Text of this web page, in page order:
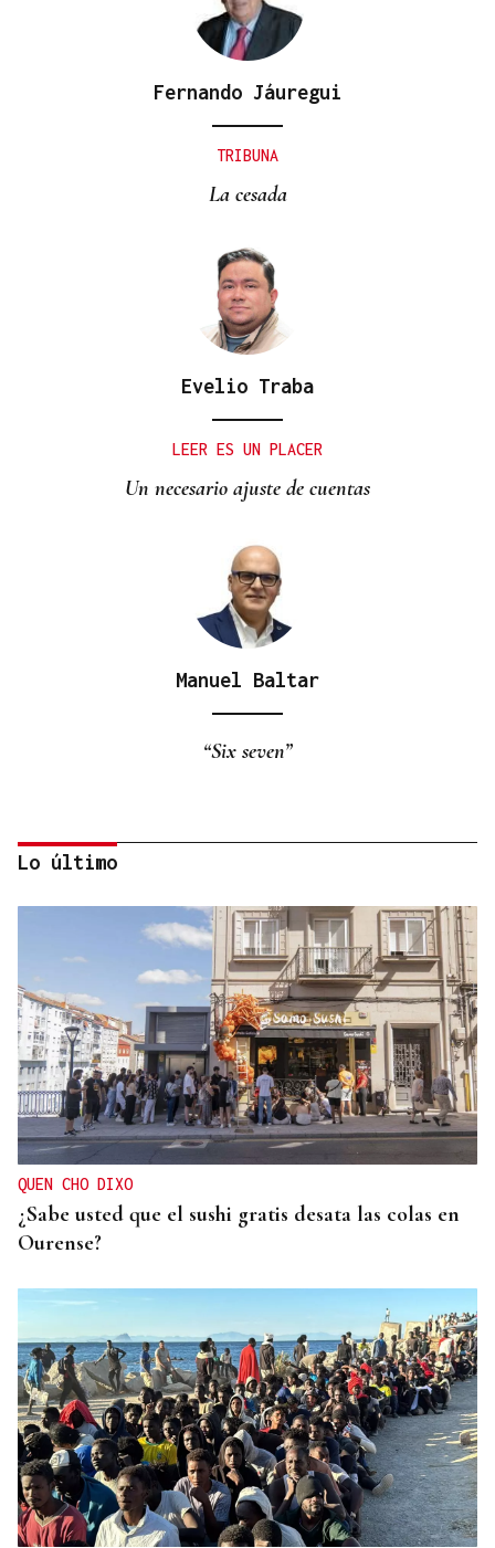
Fernando Jáuregui
TRIBUNA
La cesada
Evelio Traba
LEER ES UN PLACER
Un necesario ajuste de cuentas
Manuel Baltar
“Six seven”
Eduardo Medrano
Primera carrera de Ascot
Lo último
QUEN CHO DIXO
¿Sabe usted que el sushi gratis desata las colas en
Ourense?